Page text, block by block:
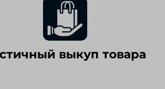
выкуп товара